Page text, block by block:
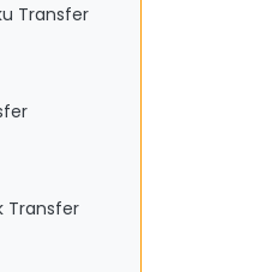
Transfer
Transfer